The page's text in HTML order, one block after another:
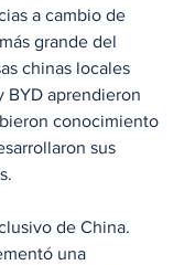
a cambio de
grande del
chinas locales
BYD aprendieron
conocimiento
sus
de China.
una